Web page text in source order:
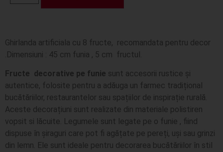
Ghirlanda artificiala cu 8 fructe, recomandata pentru decor
.Dimensiuni : 45 cm funia , 5 cm fructul.
Fructe decorative pe funie sunt accesorii rustice și
autentice, folosite pentru a adăuga un farmec tradițional
bucătăriilor, restaurantelor sau spațiilor de inspirație rurală.
Aceste decorațiuni sunt realizate din materiale polistiren
vopsit si lăcuite. Legumele sunt legate pe o funie , fiind
dispuse în șiraguri care pot fi agățate pe pereți, uși sau grinzi
din lemn. Ele sunt ideale pentru decorarea bucătăriilor în stil